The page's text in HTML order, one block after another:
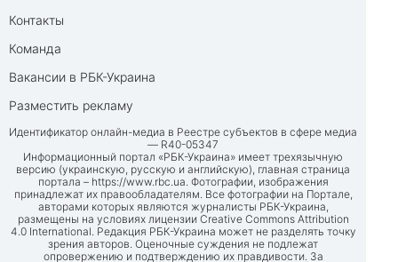
Контакты
Команда
Вакансии в РБК-Украина
Разместить рекламу
Идентификатор онлайн-медиа в Реестре субъектов в сфере медиа
— R40-05347
Информационный портал «РБК-Украина» имеет трехязычную
версию (украинскую, русскую и английскую), главная страница
портала – https://www.rbc.ua. Фотографии, изображения
принадлежат их правообладателям. Все фотографии на Портале,
авторами которых являются журналисты РБК-Украина,
размещены на условиях лицензии Creative Commons Attribution
4.0 International. Редакция РБК-Украина может не разделять точку
зрения авторов. Оценочные суждения не подлежат
опровержению и подтверждению их правдивости. За